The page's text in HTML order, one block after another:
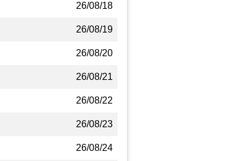
26/08/18
26/08/19
26/08/20
26/08/21
26/08/22
26/08/23
26/08/24